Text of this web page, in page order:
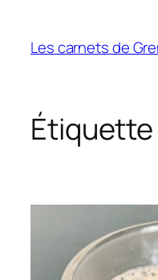
contenu
Les carnets de
Étiquette